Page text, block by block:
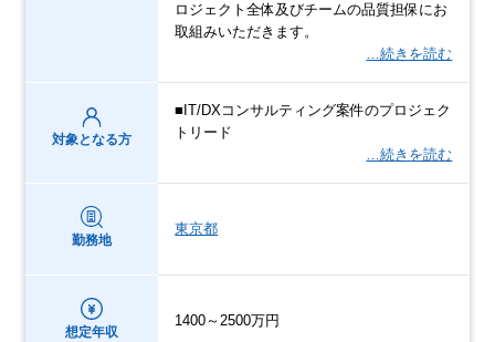
ロジェクト全体及びチームの品質担保にお
取組みいただきます。
…続きを読む
対象となる方
■IT/DXコンサルティング案件のプロジェク
トリード
…続きを読む
勤務地
東京都
想定年収
1400～2500万円